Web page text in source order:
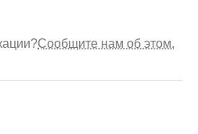
Сообщите нам об этом.